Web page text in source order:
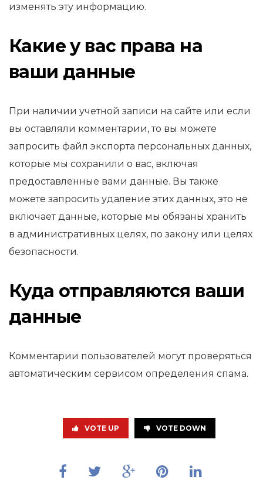
изменять эту информацию.
Какие у вас права на
ваши данные
При наличии учетной записи на сайте или если
вы оставляли комментарии, то вы можете
запросить файл экспорта персональных данных,
которые мы сохранили о вас, включая
предоставленные вами данные. Вы также
можете запросить удаление этих данных, это не
включает данные, которые мы обязаны хранить
в административных целях, по закону или целях
безопасности.
Куда отправляются ваши
данные
Комментарии пользователей могут проверяться
автоматическим сервисом определения спама.
VOTE UP VOTE DOWN